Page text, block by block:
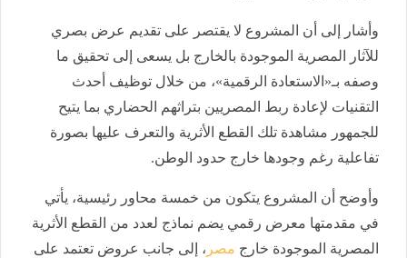
وأشار إلى أن المشروع لا يقتصر على تقديم عرض بصري
للآثار المصرية الموجودة بالخارج بل يسعى إلى تحقيق ما
وصفه بـ«الاستعادة الرقمية»، من خلال توظيف أحدث
التقنيات لإعادة ربط المصريين بتراثهم الحضاري بما يتيح
للجمهور مشاهدة تلك القطع الأثرية والتعرف عليها بصورة
تفاعلية رغم وجودها خارج حدود الوطن.
وأوضح أن المشروع يتكون من خمسة محاور رئيسية، يأتي
في مقدمتها معرض رقمي يضم نماذج لعدد من القطع الأثرية
المصرية الموجودة خارج مصر ، إلى جانب عروض تعتمد على